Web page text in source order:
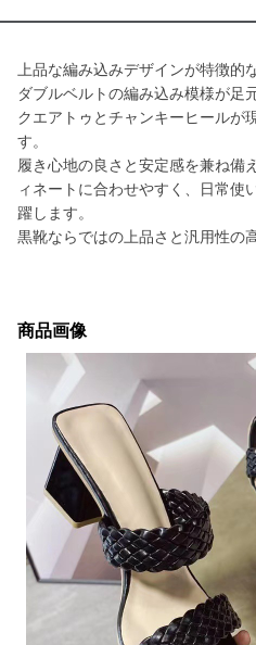
上品な編み込みデザインが特徴的
ダブルベルトの編み込み模様が足
クエアトゥとチャンキーヒールが
す。
履き心地の良さと安定感を兼ね備
ィネートに合わせやすく、日常使
躍します。
黒靴ならではの上品さと汎用性の
商品画像